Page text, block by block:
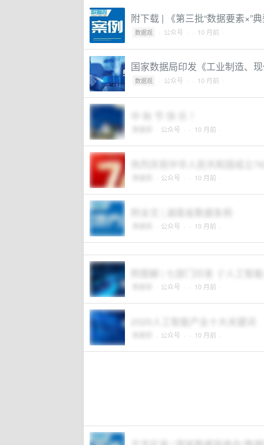
附下载 | 《第三批“数据要素×”
数据观 · 公众号 · · 10 月前 ·
国家数据局印发《工业制造、
数据观 · 公众号 · · 10 月前 ·
· 公众号 · · 10 月前 ·
· 公众号 · · 10 月前 ·
· 公众号 · · 10 月前 ·
附图解 | 七部门印发《“人工智
· 公众号 · · 10 月前 ·
· 公众号 · · 10 月前 ·